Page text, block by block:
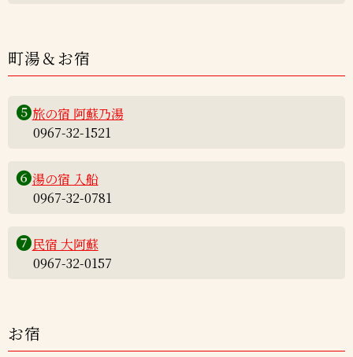
町湯＆お宿
❺旅の宿 阿蘇乃湯
0967-32-1521
❻湯の宿 入船
0967-32-0781
❼民宿 大阿蘇
0967-32-0157
お宿